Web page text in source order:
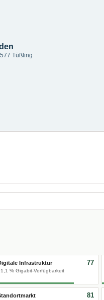
Tüßling
Infrastruktur
% Gigabit-Verfügbarkeit
77
81